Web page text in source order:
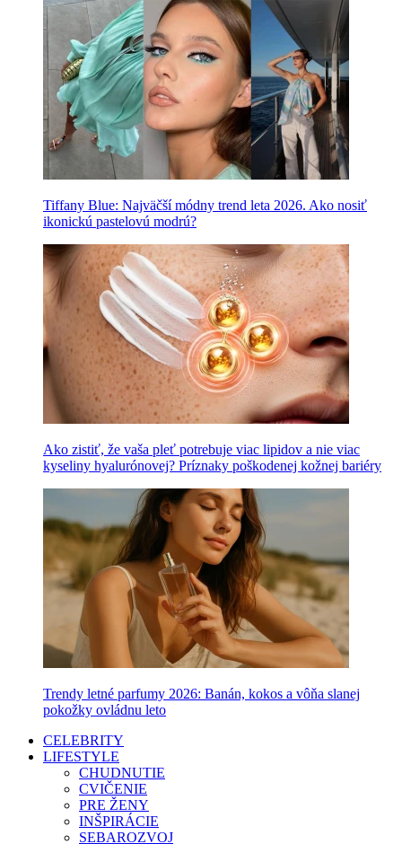
Tiffany Blue: Najväčší módny trend leta 2026. Ako nosiť
ikonickú pastelovú modrú?
Ako zistiť, že vaša pleť potrebuje viac lipidov a nie viac
kyseliny hyalurónovej? Príznaky poškodenej kožnej bariéry
Trendy letné parfumy 2026: Banán, kokos a vôňa slanej
pokožky ovládnu leto
CELEBRITY
LIFESTYLE
CHUDNUTIE
CVIČENIE
PRE ŽENY
INŠPIRÁCIE
SEBAROZVOJ